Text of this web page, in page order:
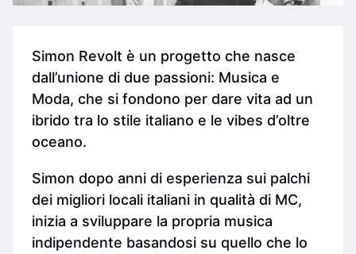
Simon Revolt è un progetto che nasce
dall’unione di due passioni: Musica e
Moda, che si fondono per dare vita ad un
ibrido tra lo stile italiano e le vibes d’oltre
oceano.
Simon dopo anni di esperienza sui palchi
dei migliori locali italiani in qualità di MC,
inizia a sviluppare la propria musica
indipendente basandosi su quello che lo